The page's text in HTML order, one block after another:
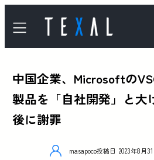
中国企業、Microsoftの
製品を「自社開発」と大
後に謝罪
masapoco投稿日 2023年8月31